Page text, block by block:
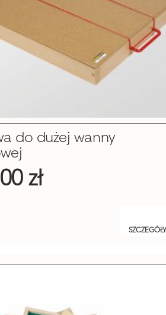
do dużej wanny
zł
SZCZEGÓŁY